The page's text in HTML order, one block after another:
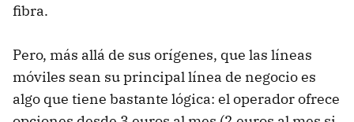
fibra.
Pero, más allá de sus orígenes, que las líneas
móviles sean su principal línea de negocio es
algo que tiene bastante lógica: el operador ofrece